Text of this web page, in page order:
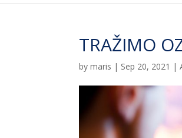
TRAŽIMO
bymaris | Sep 20, 2021 |